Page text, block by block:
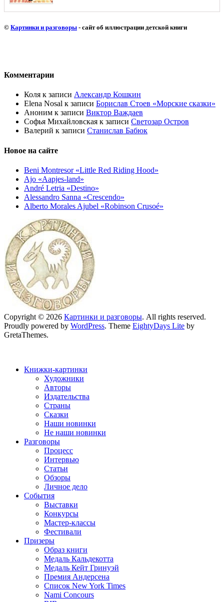
© Картинки и разговоры - сайт об иллюстрации детской книги
Комментарии
Коля к записи Александр Кошкин
Elena Nosal к записи Борислав Стоев «Морские сказки»
Аноним к записи Виктор Важдаев
Софья Михайловская к записи Светозар Остров
Валерий к записи Станислав Бабюк
Новое на сайте
Beni Montresor «Little Red Riding Hood»
Ajo «Aapjes-land»
André Letria «Destino»
Alessandro Sanna «Crescendo»
Alberto Morales Ajubel «Robinson Crusoé»
Copyright © 2026 Картинки и разговоры. All rights reserved.
Proudly powered by WordPress. Theme EightyDays Lite by
GretaThemes.
Книжки-картинки
Художники
Авторы
Издательства
Страны
Сказки
Наши новинки
Не наши новинки
Разговоры
Процесс
Интервью
Статьи
Обзоры
Личное дело
События
Выставки
Конкурсы
Мастер-классы
Фестивали
Призеры
Образ книги
Медаль Кальдекотта
Медаль Кейт Гринуэй
Премия Андерсена
Список New York Times
Nami Concours